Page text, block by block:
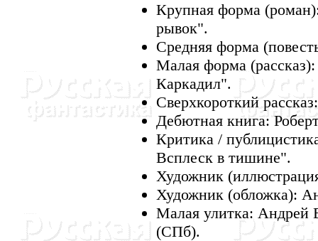
Крупная форма
рывок".
Средняя форма
Малая форма
Каркадил".
Сверхкороткий
Дебютная книга:
Критика /
Всплеск в тишине".
Художник
Художник (обложка):
Малая улитка: Андрей
(СПб).